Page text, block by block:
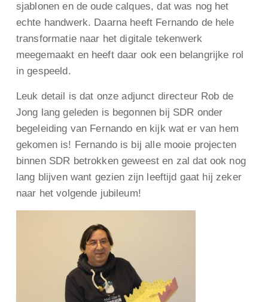
sjablonen en de oude calques, dat was nog het
echte handwerk. Daarna heeft Fernando de hele
transformatie naar het digitale tekenwerk
meegemaakt en heeft daar ook een belangrijke rol
in gespeeld.
Leuk detail is dat onze adjunct directeur Rob de
Jong lang geleden is begonnen bij SDR onder
begeleiding van Fernando en kijk wat er van hem
gekomen is! Fernando is bij alle mooie projecten
binnen SDR betrokken geweest en zal dat ook nog
lang blijven want gezien zijn leeftijd gaat hij zeker
naar het volgende jubileum!